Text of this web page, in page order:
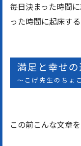
毎日決まった時間
った時間に起床す
満足と幸せの
〜こげ先生のちょ
この前こんな文章